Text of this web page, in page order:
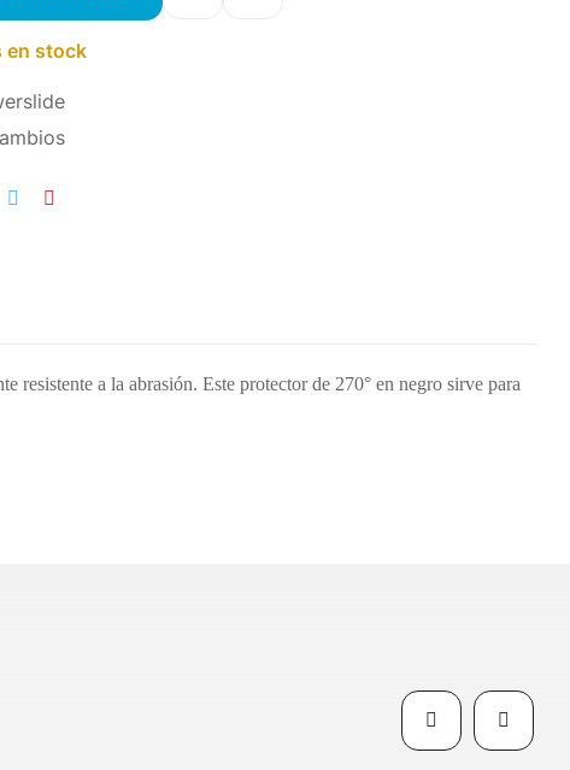
en stock
a la abrasión. Este protector de 270° en negro sirve para